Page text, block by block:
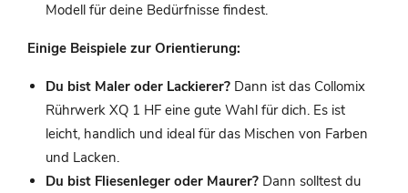
Modell für deine Bedürfnisse findest.
Einige Beispiele zur Orientierung:
Du bist Maler oder Lackierer? Dann ist das Collomix
Rührwerk XQ 1 HF eine gute Wahl für dich. Es ist
leicht, handlich und ideal für das Mischen von Farben
und Lacken.
Du bist Fliesenleger oder Maurer? Dann solltest du